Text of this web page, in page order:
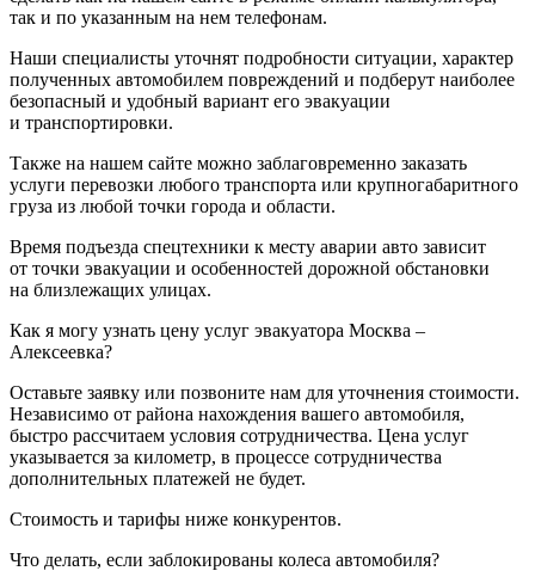
так и по указанным на нем телефонам.
Наши специалисты уточнят подробности ситуации, характер
полученных автомобилем повреждений и подберут наиболее
безопасный и удобный вариант его эвакуации
и транспортировки.
Также на нашем сайте можно заблаговременно заказать
услуги перевозки любого транспорта или крупногабаритного
груза из любой точки города и области.
Время подъезда спецтехники к месту аварии авто зависит
от точки эвакуации и особенностей дорожной обстановки
на близлежащих улицах.
Как я могу узнать цену услуг эвакуатора Москва –
Алексеевка?
Оставьте заявку или позвоните нам для уточнения стоимости.
Независимо от района нахождения вашего автомобиля,
быстро рассчитаем условия сотрудничества. Цена услуг
указывается за километр, в процессе сотрудничества
дополнительных платежей не будет.
Стоимость и тарифы ниже конкурентов.
Что делать, если заблокированы колеса автомобиля?